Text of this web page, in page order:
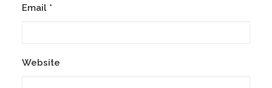
Email *
Website